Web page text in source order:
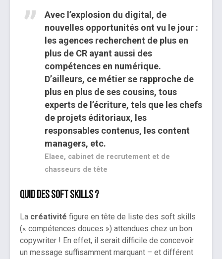
Avec l’explosion du digital, de
nouvelles opportunités ont vu le jour :
les agences recherchent de plus en
plus de CR ayant aussi des
compétences en numérique.
D’ailleurs, ce métier se rapproche de
plus en plus de ses cousins, tous
experts de l’écriture, tels que les chefs
de projets éditoriaux, les
responsables contenus, les content
managers, etc.
Elaee, cabinet de recrutement et de
chasseurs de tête
Quid des soft skills ?
La créativité figure en tête de liste des soft skills
(« compétences douces ») attendues chez un bon
copywriter ! En effet, il serait difficile de concevoir
un message suffisamment marquant – et différent